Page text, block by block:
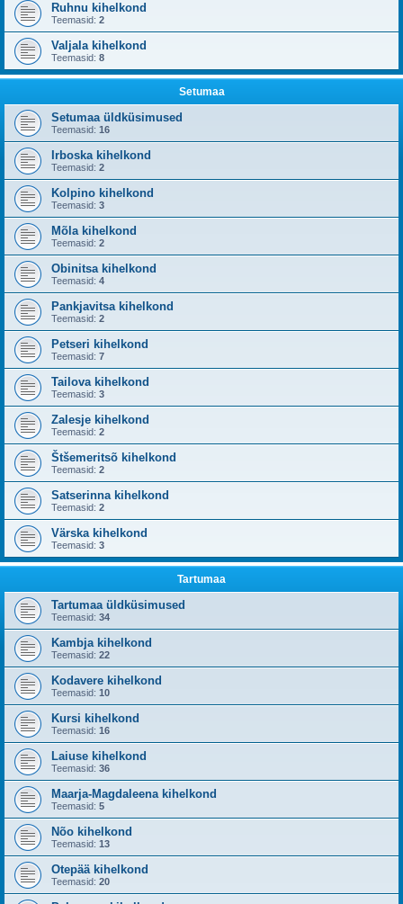
Ruhnu kihelkond
Teemasid: 2
Valjala kihelkond
Teemasid: 8
Setumaa
Setumaa üldküsimused
Teemasid: 16
Irboska kihelkond
Teemasid: 2
Kolpino kihelkond
Teemasid: 3
Mõla kihelkond
Teemasid: 2
Obinitsa kihelkond
Teemasid: 4
Pankjavitsa kihelkond
Teemasid: 2
Petseri kihelkond
Teemasid: 7
Tailova kihelkond
Teemasid: 3
Zalesje kihelkond
Teemasid: 2
Štšemeritsõ kihelkond
Teemasid: 2
Satserinna kihelkond
Teemasid: 2
Värska kihelkond
Teemasid: 3
Tartumaa
Tartumaa üldküsimused
Teemasid: 34
Kambja kihelkond
Teemasid: 22
Kodavere kihelkond
Teemasid: 10
Kursi kihelkond
Teemasid: 16
Laiuse kihelkond
Teemasid: 36
Maarja-Magdaleena kihelkond
Teemasid: 5
Nõo kihelkond
Teemasid: 13
Otepää kihelkond
Teemasid: 20